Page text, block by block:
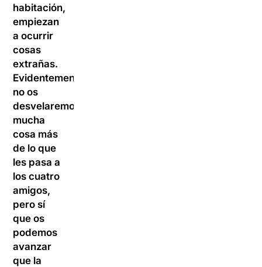
habitación,
empiezan
a ocurrir
cosas
extrañas.
Evidentemente,
no os
desvelaremos
mucha
cosa más
de lo que
les pasa a
los cuatro
amigos,
pero sí
que os
podemos
avanzar
que la